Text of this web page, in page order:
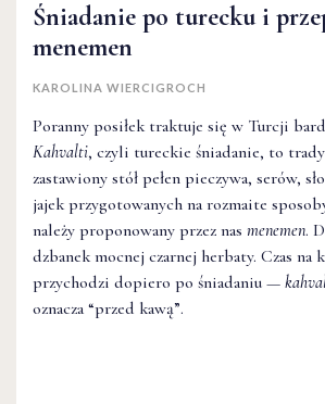
Śniadanie po turecku i
menemen
KAROLINA WIERCIGROCH
Poranny posiłek traktuje się w Turcji
Kahvalti, czyli tureckie śniadanie, to
zastawiony stół pełen pieczywa, serów,
jajek przygotowanych na rozmaite
należy proponowany przez nas menemen.
dzbanek mocnej czarnej herbaty. Czas na
przychodzi dopiero po śniadaniu —
oznacza “przed kawą”.